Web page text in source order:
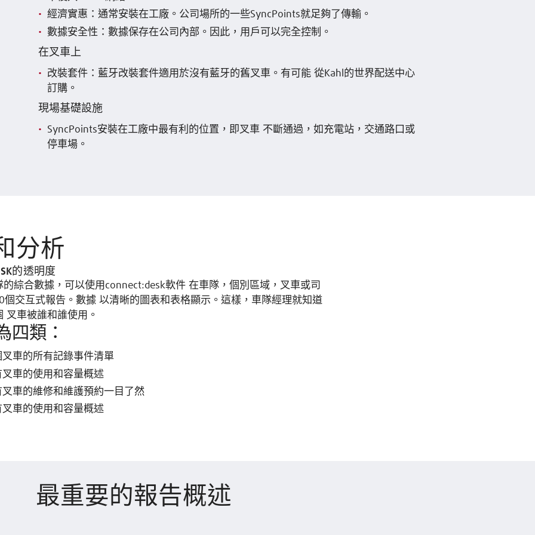
經濟實惠：通常安裝在工廠。公司場所的一些SyncPoints就足夠了傳輸。
數據安全性：數據保存在公司內部。因此，用戶可以完全控制。
在叉車上
改裝套件：藍牙改裝套件適用於沒有藍牙的舊叉車。有可能 從Kahl的世界配送中心
訂購。
現場基礎設施​​
SyncPoints安裝在工廠中最有利的位置，即叉車 不斷通過，如充電站，交通路口或
停車場。
分析
的透明度
的綜合數據，可以使用connect:desk軟件 在車隊，個別區域，叉車或司
個交互式報告。數據 以清晰的圖表和表格顯示。這樣，車隊經理就知道
叉車被誰和誰使用。
四類：
叉車的所有記錄事件清單
叉車的使用和容量概述
叉車的維修和維護預約一目了然
叉車的使用和容量概述
最重要的報告概述